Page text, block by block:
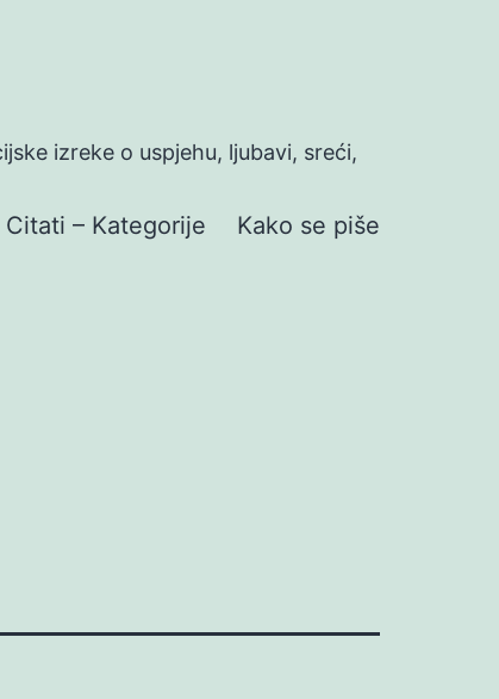
izreke o uspjehu, ljubavi, sreći,
Citati – Kategorije Kako se piše